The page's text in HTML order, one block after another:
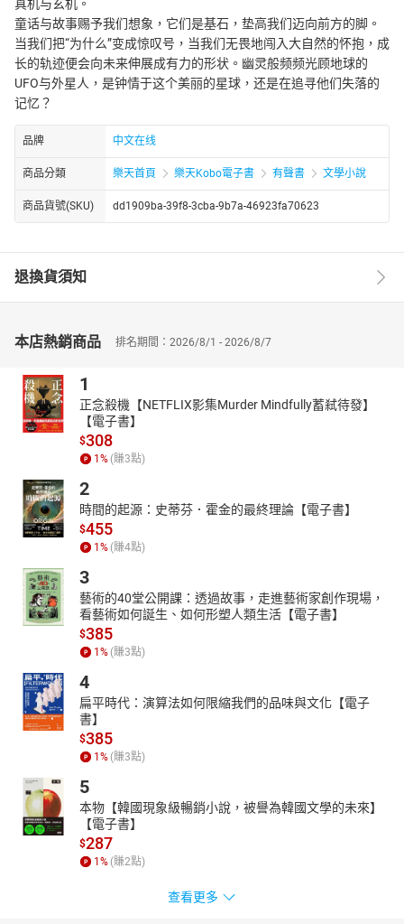
真机与玄机。
童话与故事赐予我们想象，它们是基石，垫高我们迈向前方的脚。
当我们把“为什么”变成惊叹号，当我们无畏地闯入大自然的怀抱，成
长的轨迹便会向未来伸展成有力的形状。幽灵般频频光顾地球的
UFO与外星人，是钟情于这个美丽的星球，还是在追寻他们失落的
记忆？
品牌 中文在线
商品分類 樂天首頁 樂天Kobo電子書 有聲書 文學小說
商品貨號(SKU) dd1909ba-39f8-3cba-9b7a-46923fa70623
退換貨須知
本店熱銷商品 排名期間：2026/8/1 - 2026/8/7
1
正念殺機【NETFLIX影集Murder Mindfully蓄弒待發】
【電子書】
$308
1% (賺3點)
2
時間的起源：史蒂芬．霍金的最終理論【電子書】
$455
1% (賺4點)
3
藝術的40堂公開課：透過故事，走進藝術家創作現場，
看藝術如何誕生、如何形塑人類生活【電子書】
$385
1% (賺3點)
4
扁平時代：演算法如何限縮我們的品味與文化【電子
書】
$385
1% (賺3點)
5
本物【韓國現象級暢銷小說，被譽為韓國文學的未來】
【電子書】
$287
1% (賺2點)
查看更多